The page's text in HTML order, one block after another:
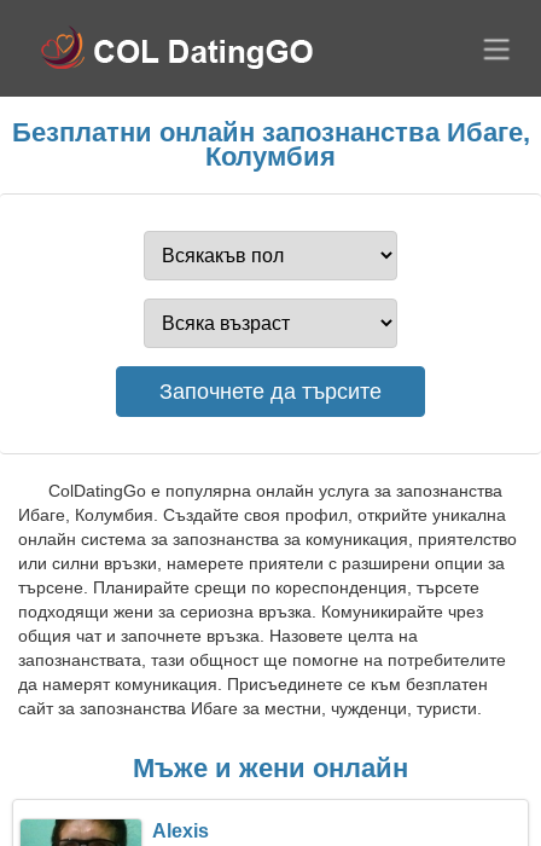
Безплатни онлайн запознанства Ибаге,
Колумбия
ColDatingGo е популярна онлайн услуга за запознанства
Ибаге, Колумбия. Създайте своя профил, открийте уникална
онлайн система за запознанства за комуникация, приятелство
или силни връзки, намерете приятели с разширени опции за
търсене. Планирайте срещи по кореспонденция, търсете
подходящи жени за сериозна връзка. Комуникирайте чрез
общия чат и започнете връзка. Назовете целта на
запознанствата, тази общност ще помогне на потребителите
да намерят комуникация. Присъединете се към безплатен
сайт за запознанства Ибаге за местни, чужденци, туристи.
Мъже и жени онлайн
Alexis